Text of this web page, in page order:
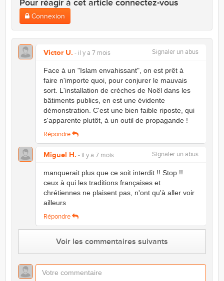
Pour réagir à cet article connectez-vous
Connexion
Victor U. - il y a 7 mois Signaler un abus
Face à un "Islam envahissant", on est prêt à
faire n'importe quoi, pour conjurer le mauvais
sort. L'installation de crèches de Noël dans les
bâtiments publics, en est une évidente
démonstration. C'est une bien faible riposte, qui
s'apparente plutôt, à un outil de propagande !
Répondre
Miguel H. - il y a 7 mois Signaler un abus
manquerait plus que ce soit interdit !! Stop !!
ceux à qui les traditions françaises et
chrétiennes ne plaisent pas, n'ont qu'à aller voir
ailleurs
Répondre
Voir les commentaires suivants